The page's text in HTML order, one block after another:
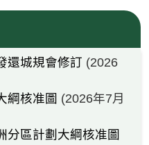
還城規會修訂 (2026
綱核准圖 (2026年7月
分區計劃大綱核准圖